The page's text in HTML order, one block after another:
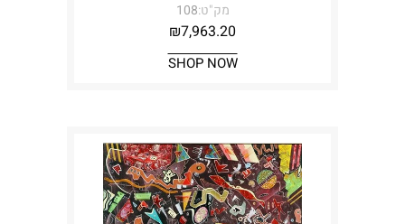
מק"ט:108
₪7,963.20
SHOP NOW